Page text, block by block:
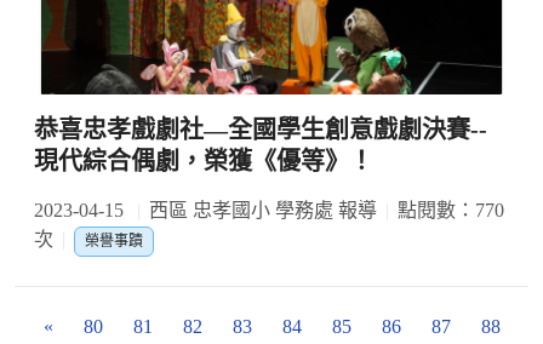
恭喜忠孝戲劇社—全國學生創意戲劇決賽--
現代綜合偶劇，榮獲《優等》！
2023-04-15 西區 忠孝國小 學務處 報導
點閱數：770
次
榮譽事蹟
« 80 81 82 83 84 85 86 87 88